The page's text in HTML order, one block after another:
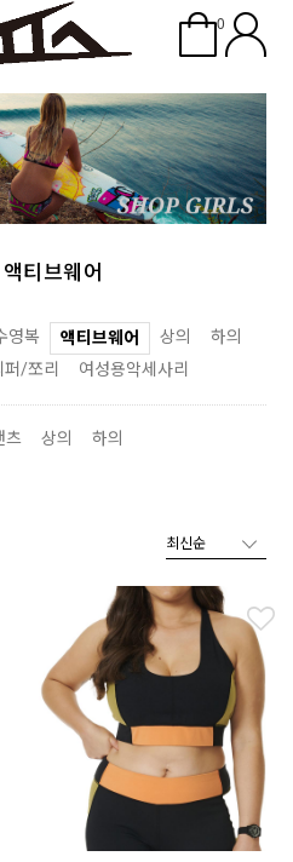
0
액티브웨어
영복 액티브웨어 상의
하의
퍼/쪼리 여성용악세사리
츠 상의 하의